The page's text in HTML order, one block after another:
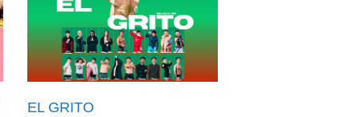
EL GRITO